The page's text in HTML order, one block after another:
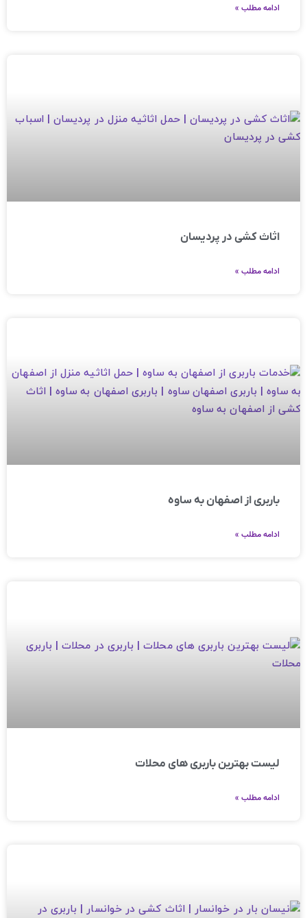
ادامه مطلب »
اثاث کشی در پردیسان
ادامه مطلب »
باربری از اصفهان به ساوه
ادامه مطلب »
لیست بهترین باربری های محلات
ادامه مطلب »